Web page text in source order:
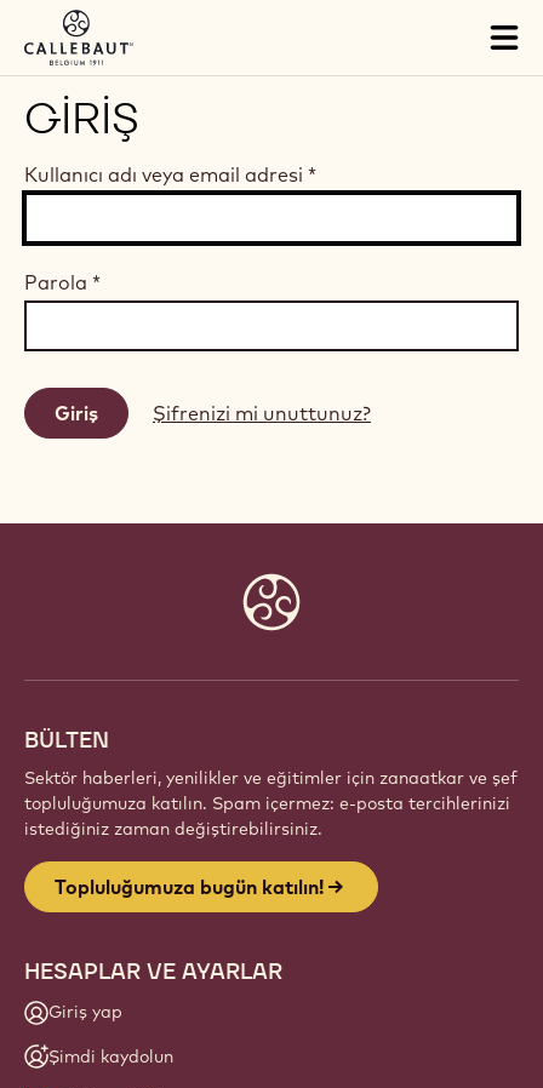
Skip to main content
GIRIŞ
Kullanıcı adı veya email adresi *
Parola *
Şifrenizi mi unuttunuz?
BÜLTEN
Sektör haberleri, yenilikler ve eğitimler için zanaatkar ve şef
topluluğumuza katılın. Spam içermez: e-posta tercihlerinizi
istediğiniz zaman değiştirebilirsiniz.
Topluluğumuza bugün katılın!
HESAPLAR VE AYARLAR
Giriş yap
Şimdi kaydolun